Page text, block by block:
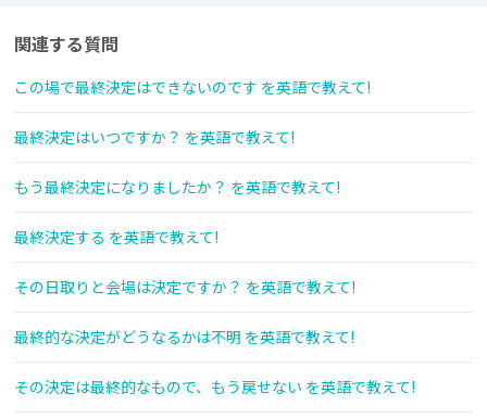
関連する質問
この場で最終決定はできないのです を英語で教えて!
最終決定はいつですか？ を英語で教えて!
もう最終決定になりましたか？ を英語で教えて!
最終決定する を英語で教えて!
その日取りと会場は決定ですか？ を英語で教えて!
最終的な決定がどうなるかは不明 を英語で教えて!
その決定は最終的なもので、もう戻せない を英語で教えて!